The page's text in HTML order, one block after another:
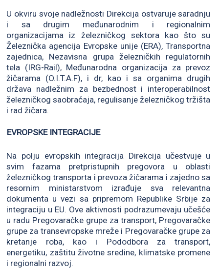
U okviru svoje nadležnosti Direkcija ostvaruje saradnju
i sa drugim međunarodnim i regionalnim
organizacijama iz železničkog sektora kao što su
Železnička agencija Evropske unije (ERA), Transportna
zajednica, Nezavisna grupa železničkih regulatornih
tela (IRG-Rail), Međunarodna organizacija za prevoz
žičarama (O.I.T.A.F), i dr, kao i sa organima drugih
država nadležnim za bezbednost i interoperabilnost
železničkog saobraćaja, regulisanje železničkog tržišta
i rad žičara.
EVROPSKE INTEGRACIJE
Na polju evropskih integracija Direkcija učestvuje u
svim fazama pretpristupnih pregovora u oblasti
železničkog transporta i prevoza žičarama i zajedno sa
resornim ministarstvom izrađuje sva relevantna
dokumenta u vezi sa pripremom Republike Srbije za
integraciju u EU. Ove aktivnosti podrazumevaju učešće
u radu Pregovaračke grupe za transport, Pregovaračke
grupe za transevropske mreže i Pregovaračke grupe za
kretanje roba, kao i Pododbora za transport,
energetiku, zaštitu životne sredine, klimatske promene
i regionalni razvoj.